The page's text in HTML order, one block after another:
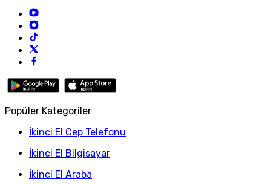
Popüler Kategoriler
İkinci El Cep Telefonu
İkinci El Bilgisayar
İkinci El Araba